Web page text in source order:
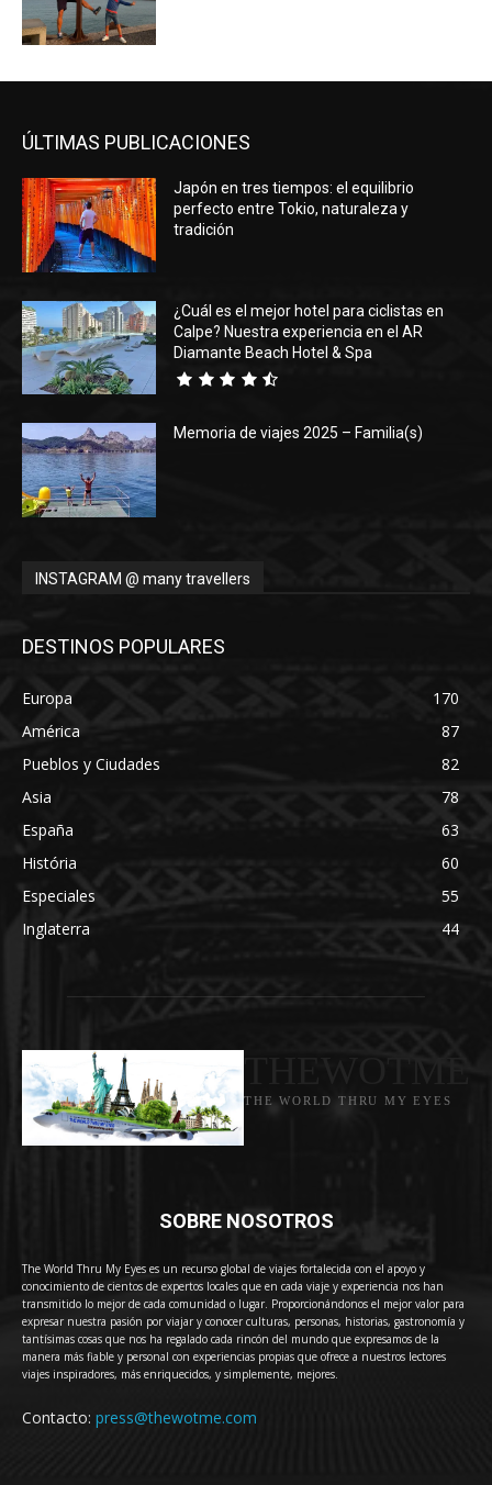
ÚLTIMAS PUBLICACIONES
Japón en tres tiempos: el equilibrio
perfecto entre Tokio, naturaleza y
tradición
¿Cuál es el mejor hotel para ciclistas en
Calpe? Nuestra experiencia en el AR
Diamante Beach Hotel & Spa
Memoria de viajes 2025 – Familia(s)
INSTAGRAM @ many travellers
DESTINOS POPULARES
Europa
170
América
87
Pueblos y Ciudades
82
Asia
78
España
63
História
60
Especiales
55
Inglaterra
44
THE WORLD THRU MY EYES
SOBRE NOSOTROS
The World Thru My Eyes es un recurso global de viajes fortalecida con el apoyo y
conocimiento de cientos de expertos locales que en cada viaje y experiencia nos han
transmitido lo mejor de cada comunidad o lugar. Proporcionándonos el mejor valor para
expresar nuestra pasión por viajar y conocer culturas, personas, historias, gastronomía y
tantísimas cosas que nos ha regalado cada rincón del mundo que expresamos de la
manera más fiable y personal con experiencias propias que ofrece a nuestros lectores
viajes inspiradores, más enriquecidos, y simplemente, mejores.
Contacto: press@thewotme.com